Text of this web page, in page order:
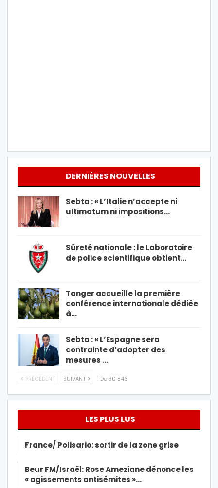
DERNIÈRES NOUVELLES
Sebta : « L’Italie n’accepte ni
ultimatum ni impositions…
Sûreté nationale : le Laboratoire
de police scientifique obtient…
Tanger accueille la première
conférence internationale dédiée
à…
Sebta : « L’Espagne sera
contrainte d’adopter des
mesures …
PRÉCÉDENT SUIVANT 1 De 30 846
LES PLUS LUS
France/ Polisario: sortir de la zone grise
Beur FM/Israël: Rose Ameziane dénonce les
« agissements antisémites »…